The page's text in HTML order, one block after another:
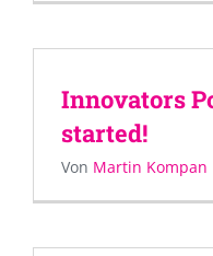
Innovators
started!
Von Martin Kompan